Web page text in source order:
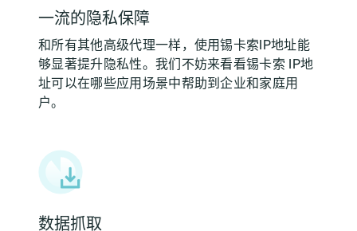
一流的隐私保障
和所有其他高级代理一样，使用锡卡索IP地址能
够显著提升隐私性。我们不妨来看看锡卡索 IP地
址可以在哪些应用场景中帮助到企业和家庭用
户。
数据抓取